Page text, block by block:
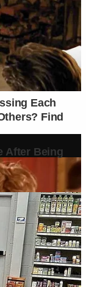
punya nyawa.
memastikan
untuk kenyamanan